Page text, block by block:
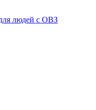
людей с ОВЗ